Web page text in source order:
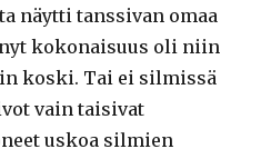
näytti tanssivan omaa
kokonaisuus oli niin
koski. Tai ei silmissä
vain taisivat
uskoa silmien